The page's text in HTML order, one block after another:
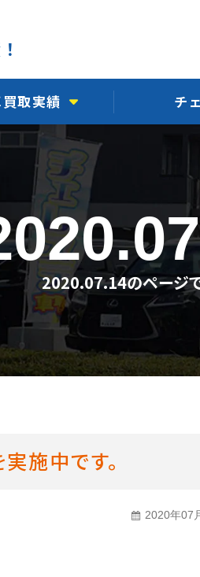
取実績
自動車買取実績
産車買取実績
入車買取実績
故車買取実績
障車買取実績
没車買取実績
チ
チ
2020.07.14のページで
施中です。
2020年07